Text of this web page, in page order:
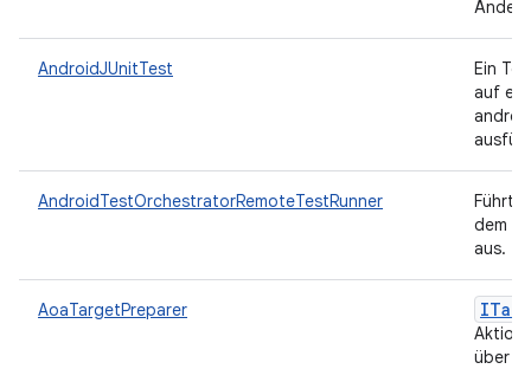
AndroidJUnitTest
Ein
auf
AndroidTestOrchestratorRemoteTestRunner
Führt
dem
aus.
AoaTargetPreparer
über